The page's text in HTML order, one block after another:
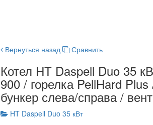
Вернуться назад Сравнить
Котел HT Daspell Duo 35
900 / горелка PellHard
бункер слева/справа /
HT Daspell Duo 35 кВт